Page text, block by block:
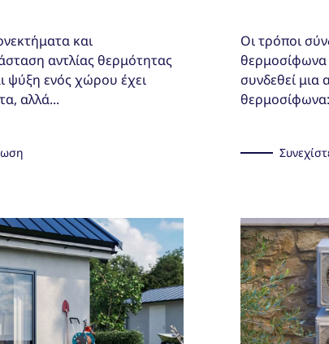
και
αντλίας θερμότητας
ψύξη ενός χώρου έχει
αλλά...
Οι τρόποι
θερμοσίφωνα
συνδεθεί μια